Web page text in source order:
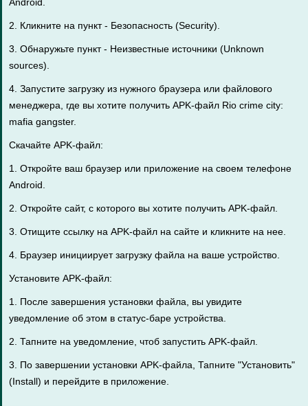
2. Кликните на пункт - Безопасность (Security).
3. Обнаружьте пункт - Неизвестные источники (Unknown
sources).
4. Запустите загрузку из нужного браузера или файлового
менеджера, где вы хотите получить APK-файл Rio crime city:
mafia gangster.
Скачайте APK-файл:
1. Откройте ваш браузер или приложение на своем телефоне
Android.
2. Откройте сайт, с которого вы хотите получить APK-файл.
3. Отищите ссылку на APK-файл на сайте и кликните на нее.
4. Браузер инициирует загрузку файла на ваше устройство.
Установите APK-файл:
1. После завершения установки файла, вы увидите
уведомление об этом в статус-баре устройства.
2. Тапните на уведомление, чтоб запустить APK-файл.
3. По завершении установки APK-файла, Тапните "Установить"
(Install) и перейдите в приложение.